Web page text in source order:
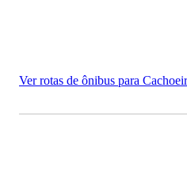
Ver rotas de ônibus para